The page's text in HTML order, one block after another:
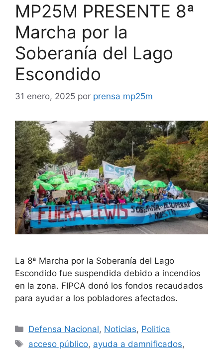
MP25M PRESENTE 8ª
Marcha por la
Soberanía del Lago
Escondido
31 enero, 2025 por prensa mp25m
La 8ª Marcha por la Soberanía del Lago
Escondido fue suspendida debido a incendios
en la zona. FIPCA donó los fondos recaudados
para ayudar a los pobladores afectados.
Defensa Nacional, Noticias, Politica
acceso público, ayuda a damnificados,